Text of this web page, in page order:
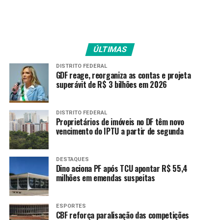
As próximas oficinas serão lideradas por Márcia Duarte,
Aline Sugai, Ava Scherdien e Marcelo Evelin, com
assistência de Bruno Moreno, distribuídas entre os
meses de maio, junho e julho.
Inscrições
As residências terão, cada uma, duração de oito a dez
dias e serão finalizadas com uma mostra aberta ao
público, revelando os caminhos percorridos durante os
encontros. Além do Sesc Taguatinga Norte, o projeto
prevê a utilização de outros espaços culturais do DF,
promovendo a descentralização e o acesso às práticas
artísticas.
ÚLTIMAS
DISTRITO FEDERAL
GDF reage, reorganiza as contas e projeta
superávit de R$ 3 bilhões em 2026
DISTRITO FEDERAL
Proprietários de imóveis no DF têm novo
vencimento do IPTU a partir de segunda
DESTAQUES
Dino aciona PF após TCU apontar R$ 55,4
milhões em emendas suspeitas
ESPORTES
CBF reforça paralisação das competições